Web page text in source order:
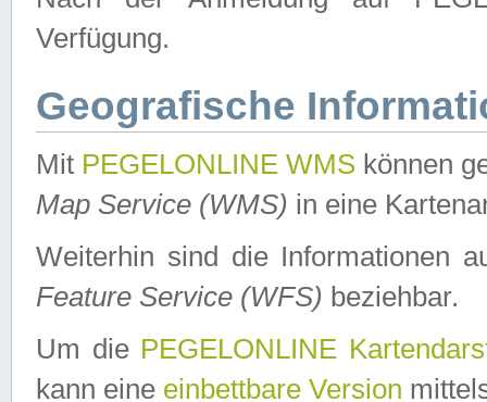
Verfügung.
Geografische
Mit PEGELONLINE WMS können
Map Service (WMS) in eine
Weiterhin sind die Informationen
Feature Service (WFS) beziehbar.
Um die PEGELONLINE
kann eine einbettbare Version